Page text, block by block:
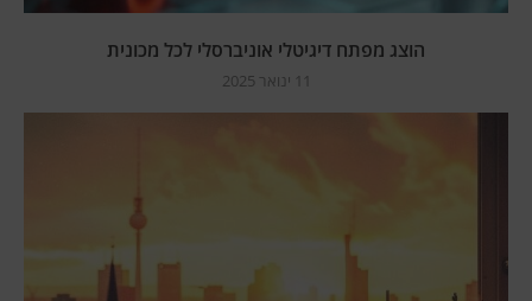
הוצג מפתח דיגיטלי אוניברסלי לכל מכונית
11 ינואר 2025